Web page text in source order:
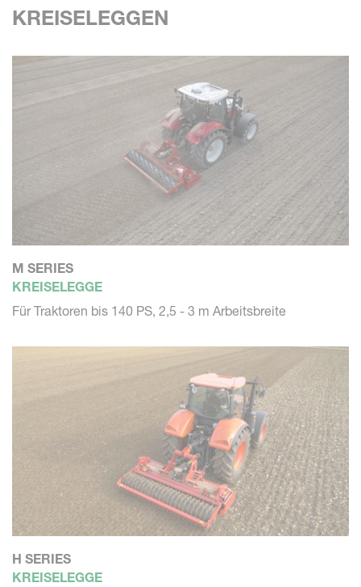
KREISELEGGEN
M SERIES
KREISELEGGE
Für Traktoren bis 140 PS, 2,5 - 3 m Arbeitsbreite
H SERIES
KREISELEGGE